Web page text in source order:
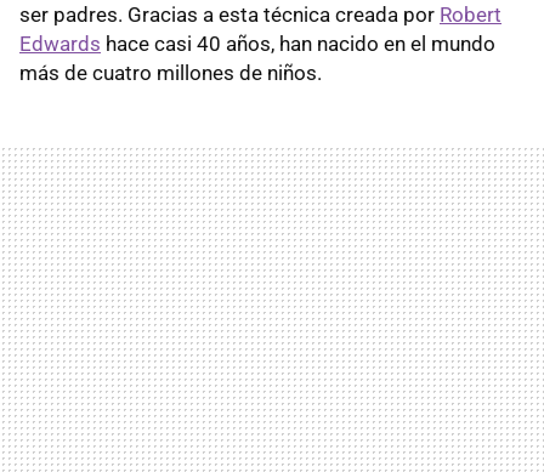
ser padres. Gracias a esta técnica creada por Robert
Edwards hace casi 40 años, han nacido en el mundo
más de cuatro millones de niños.